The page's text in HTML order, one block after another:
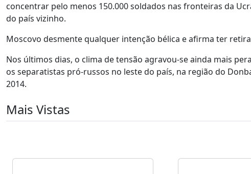
concentrar pelo menos 150.000 soldados nas fronteiras da
do país vizinho.
Moscovo desmente qualquer intenção bélica e afirma ter
Nos últimos dias, o clima de tensão agravou-se ainda mais
os separatistas pró-russos no leste do país, na região do
2014.
Mais Vistas